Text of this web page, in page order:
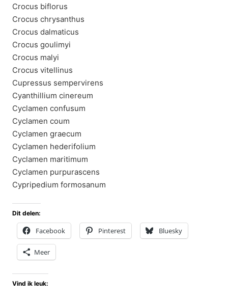
Crocus biflorus
Crocus chrysanthus
Crocus dalmaticus
Crocus goulimyi
Crocus malyi
Crocus vitellinus
Cupressus sempervirens
Cyanthillium cinereum
Cyclamen confusum
Cyclamen coum
Cyclamen graecum
Cyclamen hederifolium
Cyclamen maritimum
Cyclamen purpurascens
Cypripedium formosanum
Dit delen:
Facebook Pinterest Bluesky
Meer
Vind ik leuk: